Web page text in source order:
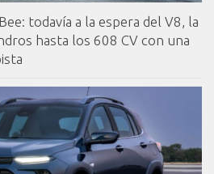
todavía a la espera del V8, la
hasta los 608 CV con una